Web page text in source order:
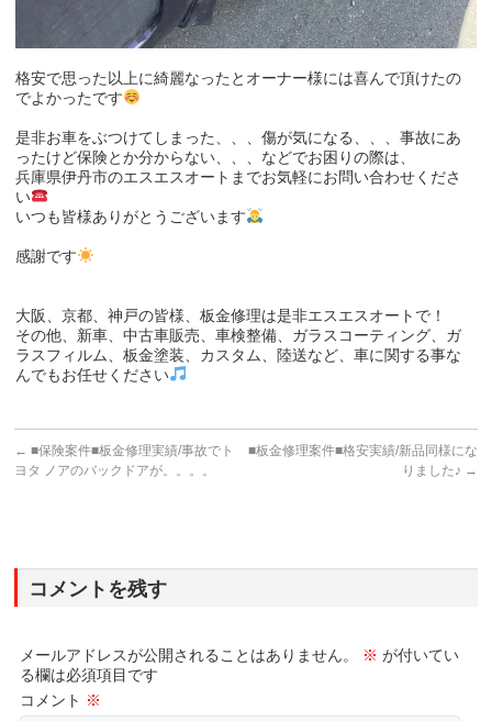
格安で思った以上に綺麗なったとオーナー様には喜んで頂けたの
でよかったです
是非お車をぶつけてしまった、、、傷が気になる、、、事故にあ
ったけど保険とか分からない、、、などでお困りの際は、
兵庫県伊丹市のエスエスオートまでお気軽にお問い合わせくださ
い
いつも皆様ありがとうございます
感謝です
大阪、京都、神戸の皆様、板金修理は是非エスエスオートで！
その他、新車、中古車販売、車検整備、ガラスコーティング、ガ
ラスフィルム、板金塗装、カスタム、陸送など、車に関する事な
んでもお任せください
← ■保険案件■板金修理実績/事故でト
ヨタ ノアのバックドアが。。。。
■板金修理案件■格安実績/新品同様にな
りました♪ →
コメントを残す
メールアドレスが公開されることはありません。 ※ が付いてい
る欄は必須項目です
コメント ※